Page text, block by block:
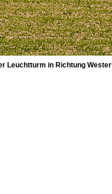
Leuchtturm in Richtung